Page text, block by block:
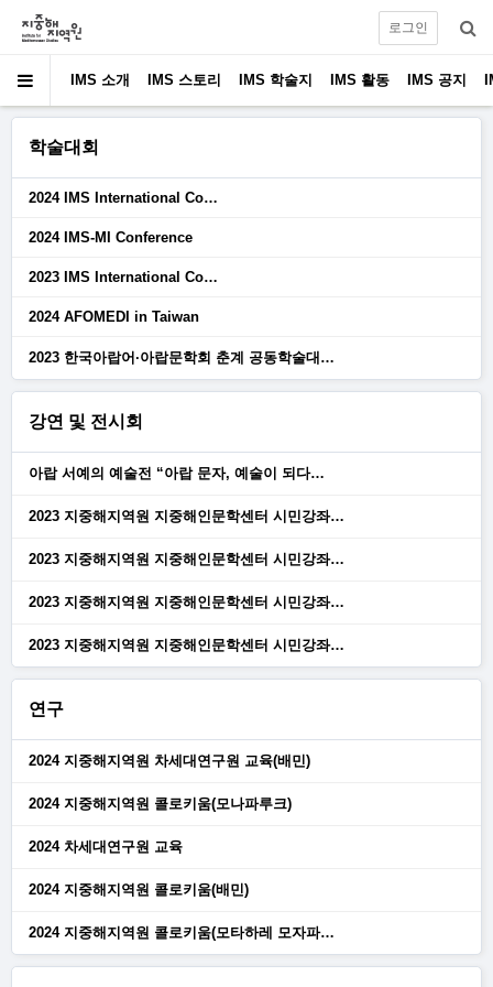
IMS 소개 IMS 스토리 IMS 학술지 IMS 활동 IMS 공지
로그인
학술대회
2024 IMS International Co…
2024 IMS-MI Conference
2023 IMS International Co…
2024 AFOMEDI in Taiwan
2023 한국아랍어·아랍문학회 춘계 공동학술대…
강연 및 전시회
아랍 서예의 예술전 “아랍 문자, 예술이 되다…
2023 지중해지역원 지중해인문학센터 시민강좌…
2023 지중해지역원 지중해인문학센터 시민강좌…
2023 지중해지역원 지중해인문학센터 시민강좌…
2023 지중해지역원 지중해인문학센터 시민강좌…
연구
2024 지중해지역원 차세대연구원 교육(배민)
2024 지중해지역원 콜로키움(모나파루크)
2024 차세대연구원 교육
2024 지중해지역원 콜로키움(배민)
2024 지중해지역원 콜로키움(모타하레 모자파…